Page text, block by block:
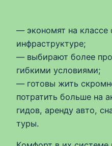
— экономят на классе
инфраструктуре;
— выбирают более
гибкими условиями;
— готовы жить
потратить больше на
гидов, аренду авто,
туры.